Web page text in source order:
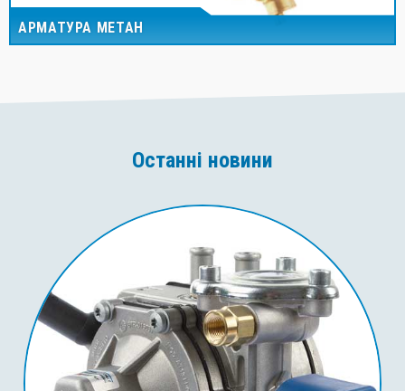
АРМАТУРА МЕТАН
Останні новини